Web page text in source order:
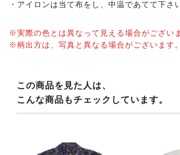
・アイロンは当て布をし、中温であてて下さ
※実際の色とは異なって見える場合がござい
※柄出方は、写真と異なる場合がございます。
この商品を見た人は、
こんな商品もチェックしています。